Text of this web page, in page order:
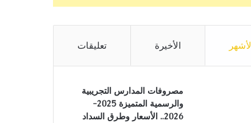
الأخيرة تعليقات
مصروفات المدارس التجريبية
والرسمية المتميزة 2025-
2026.. الأسعار وطرق السداد